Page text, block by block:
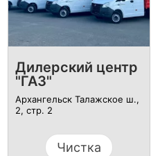
Дилерский центр
"ГАЗ"
Архангельск Талажское ш.,
2, стр. 2
Чистка